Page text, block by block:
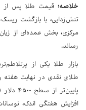
خلاصه: قیمت طلا پس از
تنش‌زدایی، با بازگشت
مرکزی، بخش عمده‌ای از
رساند.
بازار طلا یکی از